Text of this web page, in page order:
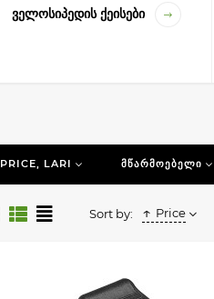
ველოსიპედის ქეისები
PRICE, LARI ᲛᲬᲐᲠᲛᲝᲔᲑᲔᲚᲘ
Sort by: Price